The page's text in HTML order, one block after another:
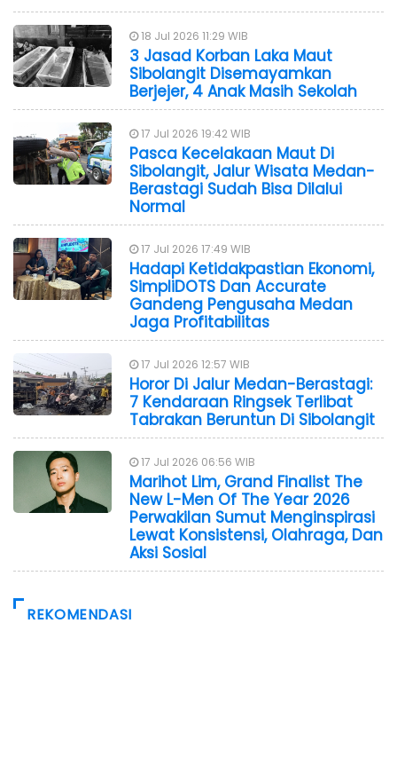
18 Jul 2026 11:29 WIB
3 Jasad Korban Laka Maut
Sibolangit Disemayamkan
Berjejer, 4 Anak Masih Sekolah
17 Jul 2026 19:42 WIB
Pasca Kecelakaan Maut Di
Sibolangit, Jalur Wisata Medan-
Berastagi Sudah Bisa Dilalui
Normal
17 Jul 2026 17:49 WIB
Hadapi Ketidakpastian Ekonomi,
SimpliDOTS Dan Accurate
Gandeng Pengusaha Medan
Jaga Profitabilitas
17 Jul 2026 12:57 WIB
Horor Di Jalur Medan-Berastagi:
7 Kendaraan Ringsek Terlibat
Tabrakan Beruntun Di Sibolangit
17 Jul 2026 06:56 WIB
Marihot Lim, Grand Finalist The
New L-Men Of The Year 2026
Perwakilan Sumut Menginspirasi
Lewat Konsistensi, Olahraga, Dan
Aksi Sosial
REKOMENDASI